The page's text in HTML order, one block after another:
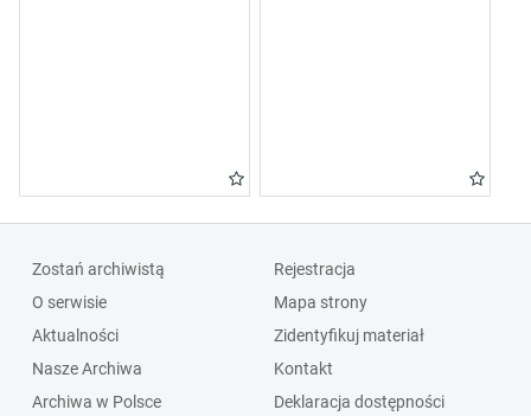
Zostań archiwistą
O serwisie
Aktualności
Nasze Archiwa
Archiwa w Polsce
Rejestracja
Mapa strony
Zidentyfikuj materiał
Kontakt
Deklaracja dostępności